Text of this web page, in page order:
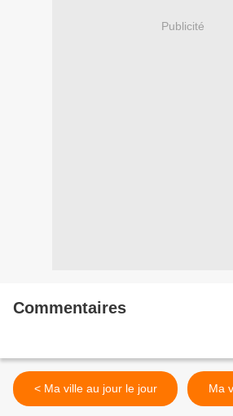
Publicité
Commentaires
< Ma ville au jour le jour